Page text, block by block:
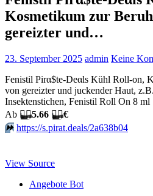
Kosmetikum zur
gereizter und…
23. September 2025 admin Keine
Fenistil Pirα$tе-Dеαls Kühl Roll-on,
von gereizter und juckender Haut,
Insektenstichen, Fenistil Roll On 8 ml
Аb 🏴‍☠️5.66 🏴‍☠️€
⏩️ https://s.pirat.deals/2a638b04
View Source
Angebote Bot